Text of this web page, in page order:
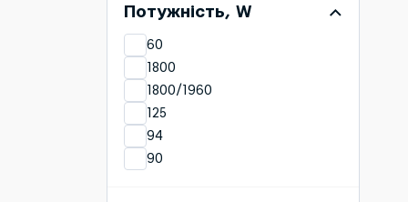
Потужність, W
60
1800
1800/1960
125
94
90